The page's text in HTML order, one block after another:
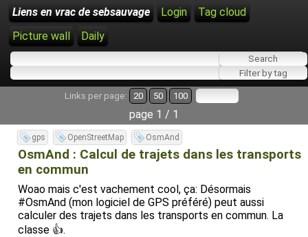
Liens en vrac de sebsauvage Login
Tag cloud
Picture wall
Daily
Links per page: 20 50 100
page 1 / 1
gps OpenStreetMap OsmAnd
OsmAnd : Calcul de trajets dans les transports
en commun
Woao mais c'est vachement cool, ça: Désormais
#OsmAnd (mon logiciel de GPS préféré) peut aussi
calculer des trajets dans les transports en commun. La
classe 👍.